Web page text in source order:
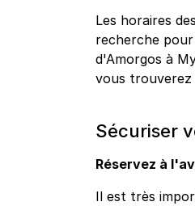
Les horaires
recherche
d'Amorgos à
vous trouverez
Sécuriser
Réservez à
Il est très